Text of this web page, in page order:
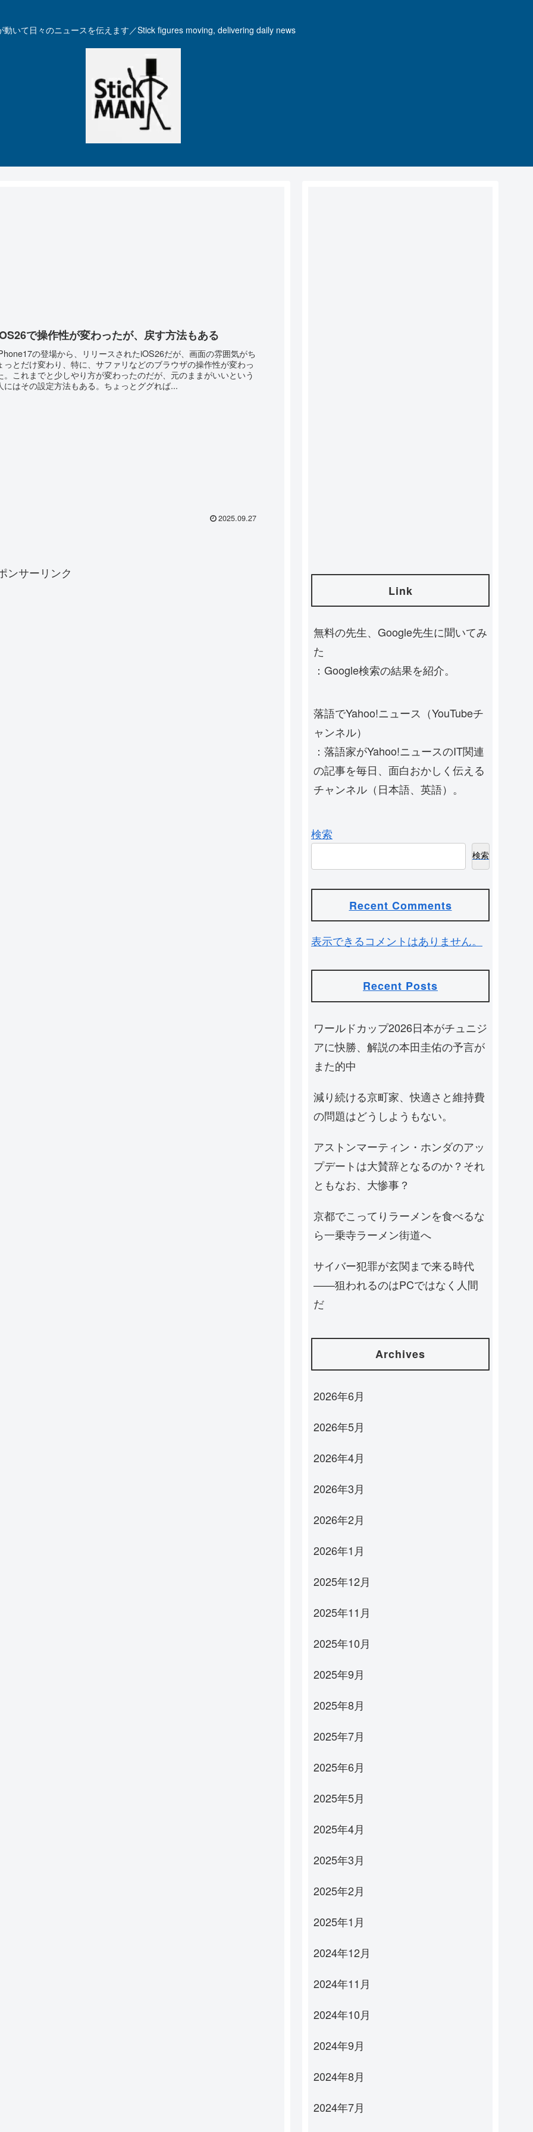
動いて日々のニュースを伝えます／Stick figures moving, delivering daily news
で操作性が変わったが、戻す方法もある
の登場から、リリースされたiOS26だが、画面の雰囲気がち
っとだけ変わり、特に、サファリなどのブラウザの操作性が変わっ
。これまでと少しやり方が変わったのだが、元のままがいいという
にはその設定方法もある。ちょっとググれば...
2025.09.27
ンサーリンク
Link
無料の先生、Google先生に聞いてみ
た
：Google検索の結果を紹介。
落語でYahoo!ニュース（YouTubeチ
ャンネル）
：落語家がYahoo!ニュースのIT関連
の記事を毎日、面白おかしく伝える
チャンネル（日本語、英語）。
検索
検索
Recent Comments
表示できるコメントはありません。
Recent Posts
ワールドカップ2026日本がチュニジ
アに快勝、解説の本田圭佑の予言が
また的中
減り続ける京町家、快適さと維持費
の問題はどうしようもない。
アストンマーティン・ホンダのアッ
プデートは大賛辞となるのか？それ
ともなお、大惨事？
京都でこってりラーメンを食べるな
ら一乗寺ラーメン街道へ
サイバー犯罪が玄関まで来る時代
——狙われるのはPCではなく人間
だ
Archives
2026年6月
2026年5月
2026年4月
2026年3月
2026年2月
2026年1月
2025年12月
2025年11月
2025年10月
2025年9月
2025年8月
2025年7月
2025年6月
2025年5月
2025年4月
2025年3月
2025年2月
2025年1月
2024年12月
2024年11月
2024年10月
2024年9月
2024年8月
2024年7月